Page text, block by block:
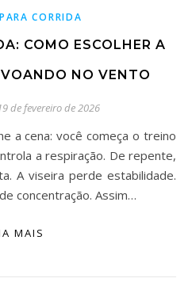
CORRIDA
COMO ESCOLHER A
NO VENTO
de fevereiro de 2026
a respiração. De repente,
A viseira perde estabilidade.
concentração. Assim…
MAIS